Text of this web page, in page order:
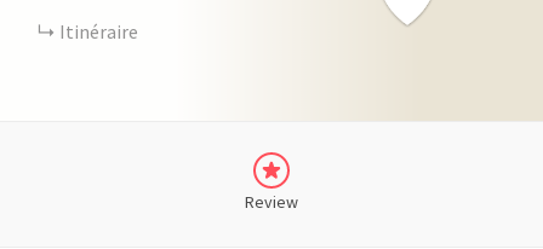
Itinéraire
Review